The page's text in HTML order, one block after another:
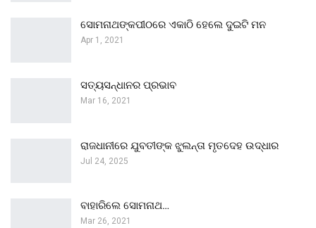
ସୋମନାଥଙ୍କପୀଠରେ ଏକାଠି ହେଲେ ଦୁଇଟି ମନ
Apr 1, 2021
ସତ୍ୟସନ୍ଧାନର ପ୍ରଭାବ
Mar 16, 2021
ରାଜଧାନୀରେ ଯୁବତୀଙ୍କ ଝୁଲନ୍ତା ମୃତଦେହ ଉଦ୍ଧାର
Jul 24, 2025
ବାହାରିଲେ ସୋମନାଥ…
Mar 26, 2021